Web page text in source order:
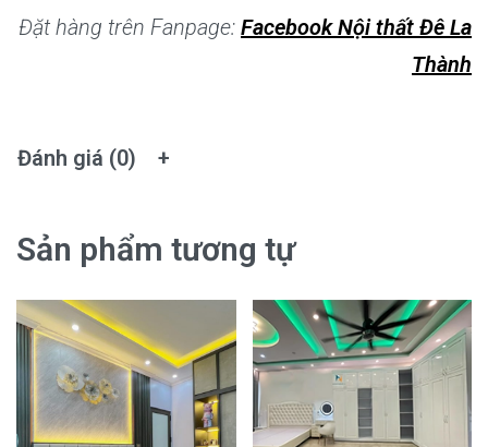
Đặt hàng trên Fanpage: Facebook Nội thất Đê La
Thành
Đánh giá (0)
Sản phẩm tương tự